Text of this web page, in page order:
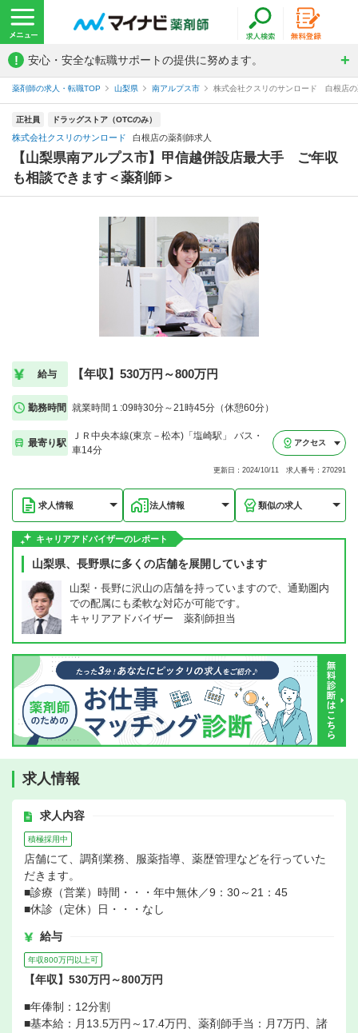
! 安心・安全な転職サポートの提供に努めます。
薬剤師の求人・転職TOP 山梨県 南アルプス市 株式会社クスリのサンロード 白根店の
正社員 ドラッグストア（OTCのみ）
株式会社クスリのサンロード 白根店の薬剤師求人
【山梨県南アルプス市】甲信越併設店最大手 ご年収
も相談できます＜薬剤師＞
給与 【年収】530万円～800万円
勤務時間 就業時間１:09時30分～21時45分（休憩60分）
最寄り駅
ＪＲ中央本線(東京－松本)「塩崎駅」 バス・
車14分
アクセス
更新日：2024/10/11 求人番号：270291
求人情報 法人情報 類似の求人
キャリアアドバイザーのレポート
山梨県、長野県に多くの店舗を展開しています
山梨・長野に沢山の店舗を持っていますので、通勤圏内
での配属にも柔軟な対応が可能です。
キャリアアドバイザー 薬剤師担当
求人情報
求人内容
積極採用中
店舗にて、調剤業務、服薬指導、薬歴管理などを行っていた
だきます。
■診療（営業）時間・・・年中無休／9：30～21：45
■休診（定休）日・・・なし
給与
年収800万円以上可
【年収】530万円～800万円
■年俸制：12分割
■基本給：月13.5万円～17.4万円、薬剤師手当：月7万円、諸